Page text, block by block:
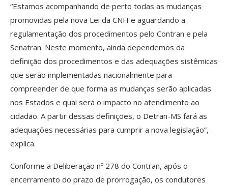
“Estamos acompanhando de perto todas as mudanças
promovidas pela nova Lei da CNH e aguardando a
regulamentação dos procedimentos pelo Contran e pela
Senatran. Neste momento, ainda dependemos da
definição dos procedimentos e das adequações sistêmicas
que serão implementadas nacionalmente para
compreender de que forma as mudanças serão aplicadas
nos Estados e qual será o impacto no atendimento ao
cidadão. A partir dessas definições, o Detran-MS fará as
adequações necessárias para cumprir a nova legislação”,
explica.
Conforme a Deliberação nº 278 do Contran, após o
encerramento do prazo de prorrogação, os condutores